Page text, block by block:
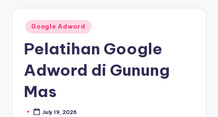
Google Adword
Pelatihan Google
Adword di Gunung
Mas
July 19, 2026